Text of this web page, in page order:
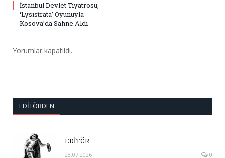
İstanbul Devlet Tiyatrosu,
‘Lysistrata’ Oyunuyla
Kosova’da Sahne Aldı
Yorumlar kapatıldı.
EDITÖRDEN
EDİTÖR
28.07.2026 0